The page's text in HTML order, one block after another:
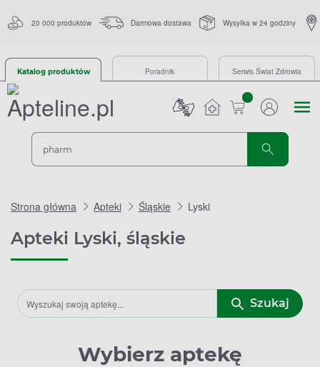
20 000 produktów Darmowa dostawa Wysyłka w 24 godziny
Katalog produktów Poradnik Serwis Świat Zdrowia
sztuk
Strona główna Apteki Śląskie Lyski
Apteki Lyski, śląskie
Szukaj
Wybierz aptekę